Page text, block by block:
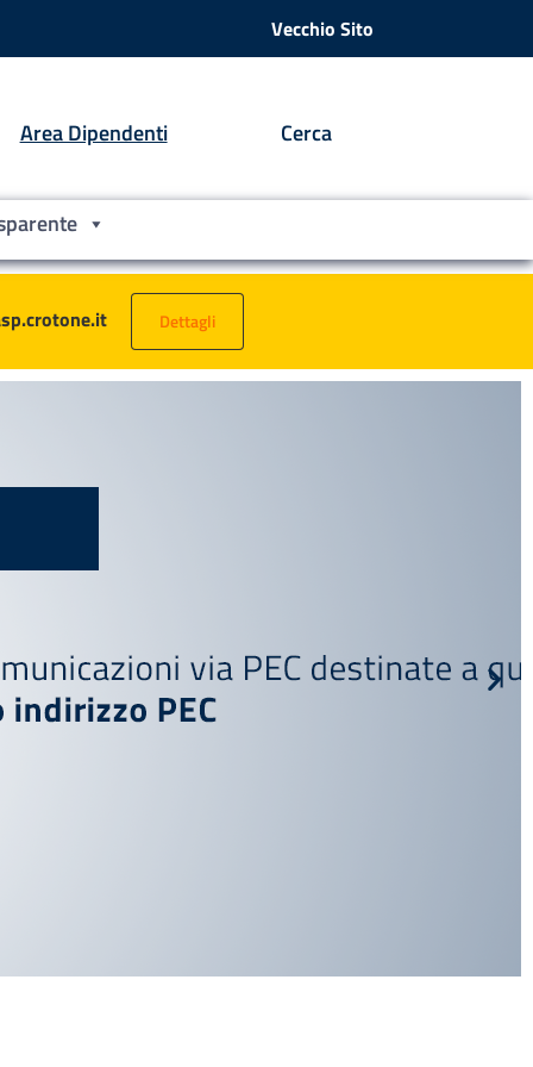
Vecchio Sito
Area Dipendenti Cerca
Dettagli